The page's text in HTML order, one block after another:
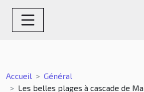
Accueil
Général
Les belles plages à cascade de